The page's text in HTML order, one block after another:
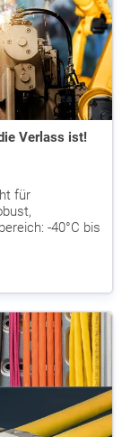
Verlass ist!
für
-40°C bis